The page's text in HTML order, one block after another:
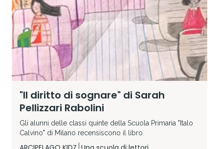
"Il diritto di sognare" di Sarah
Pellizzari Rabolini
Gli alunni delle classi quinte della Scuola Primaria "Italo
Calvino" di Milano recensiscono il libro